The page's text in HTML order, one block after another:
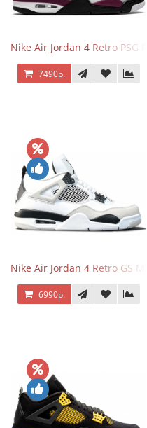
Nike Air Jordan 4 Retro PSG
7490р.
Nike Air Jordan 4 Retro GS
6990р.